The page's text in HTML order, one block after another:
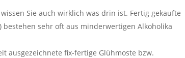
Sie auch wirklich was drin ist. Fertig gekaufte
bestehen sehr oft aus minderwertigen Alkoholika
ausgezeichnete fix-fertige Glühmoste bzw.